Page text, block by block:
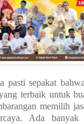
pasti sepakat
terbaik untuk
memilih
Ada